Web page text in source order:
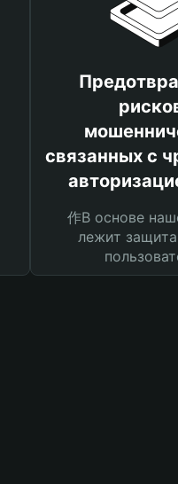
связанных с
作В основе
лежит